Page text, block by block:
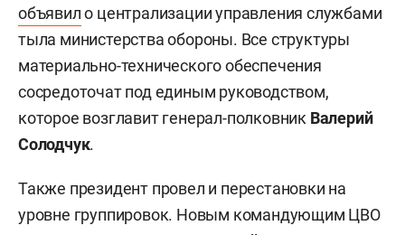
объявило централизации управления службами
тыла министерства обороны. Все структуры
материально-технического обеспечения
сосредоточат под единым руководством,
которое возглавит генерал-полковник Валерий
Солодчук.
Также президент провел и перестановки на
уровне группировок. Новым командующим ЦВО